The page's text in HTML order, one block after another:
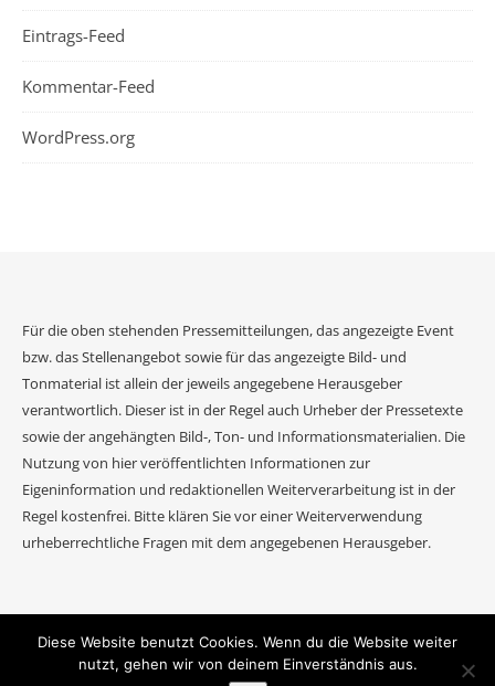
Eintrags-Feed
Kommentar-Feed
WordPress.org
Für die oben stehenden Pressemitteilungen, das angezeigte Event
bzw. das Stellenangebot sowie für das angezeigte Bild- und
Tonmaterial ist allein der jeweils angegebene Herausgeber
verantwortlich. Dieser ist in der Regel auch Urheber der Pressetexte
sowie der angehängten Bild-, Ton- und Informationsmaterialien. Die
Nutzung von hier veröffentlichten Informationen zur
Eigeninformation und redaktionellen Weiterverarbeitung ist in der
Regel kostenfrei. Bitte klären Sie vor einer Weiterverwendung
urheberrechtliche Fragen mit dem angegebenen Herausgeber.
2026 Event Journal ©.
Diese Website benutzt Cookies. Wenn du die Website weiter
nutzt, gehen wir von deinem Einverständnis aus.